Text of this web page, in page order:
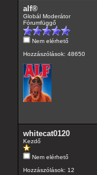
alf®
Globál Moderátor
Fórumfüggő
Nem elérhető
Hozzászólások: 48650
whitecat0120
Kezdő
Nem elérhető
Hozzászólások: 12